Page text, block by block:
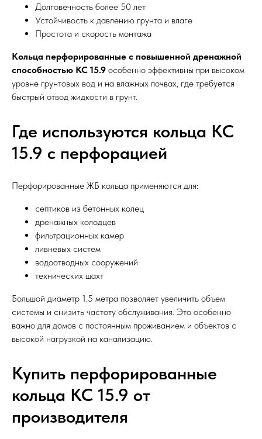
Долговечность более 50 лет
Устойчивость к давлению грунта и влаге
Простота и скорость монтажа
Кольца перфорированные с повышенной дренажной
способностью КС 15.9 особенно эффективны при высоком
уровне грунтовых вод и на влажных почвах, где требуется
быстрый отвод жидкости в грунт.
Где используются кольца КС
15.9 с перфорацией
Перфорированные ЖБ кольца применяются для:
септиков из бетонных колец
дренажных колодцев
фильтрационных камер
ливневых систем
водоотводных сооружений
технических шахт
Большой диаметр 1.5 метра позволяет увеличить объем
системы и снизить частоту обслуживания. Это особенно
важно для домов с постоянным проживанием и объектов с
высокой нагрузкой на канализацию.
Купить перфорированные
кольца КС 15.9 от
производителя